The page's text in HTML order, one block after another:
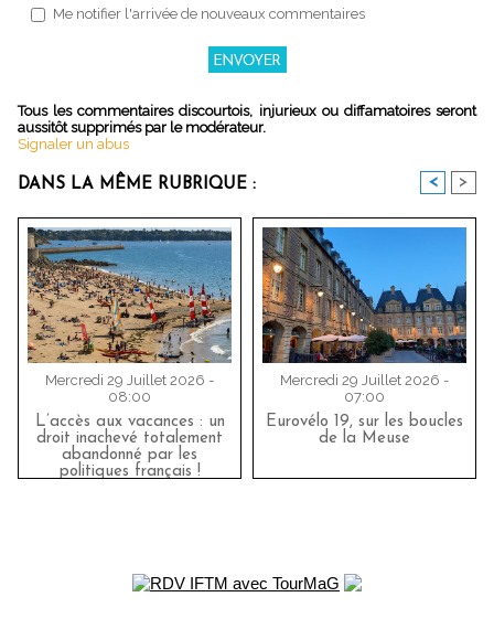
Me notifier l'arrivée de nouveaux commentaires
Tous les commentaires discourtois, injurieux ou diffamatoires seront
aussitôt supprimés par le modérateur.
Signaler un abus
DANS LA MÊME RUBRIQUE : < >
Mercredi 29 Juillet 2026 -
08:00
L’accès aux vacances : un
droit inachevé totalement
abandonné par les
politiques français !
Mercredi 29 Juillet 2026 -
07:00
Eurovélo 19, sur les boucles
de la Meuse